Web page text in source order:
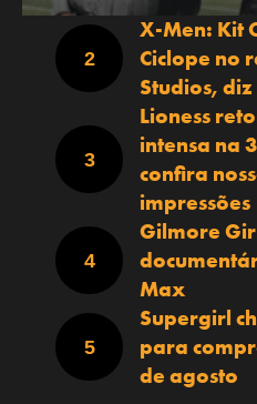
X-Men: Kit
Ciclope no
Studios, diz
Lioness
intensa na
confira
impressões
Gilmore
Max
Supergirl
para
de agosto